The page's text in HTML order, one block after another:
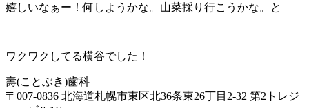
嬉しいなぁー！何しようかな。山菜採り行こうかな。と
ワクワクしてる横谷でした！
壽(ことぶき)歯科
〒007-0836 北海道札幌市東区北36条東26丁目2-32 第2トレジ